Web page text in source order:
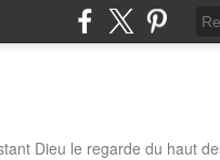
Dieu le regarde du haut